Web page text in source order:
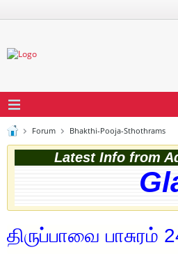
Forum Bhakthi-Pooja-Sthothrams
Latest Info from
திருப்பாவை பாசுரம்